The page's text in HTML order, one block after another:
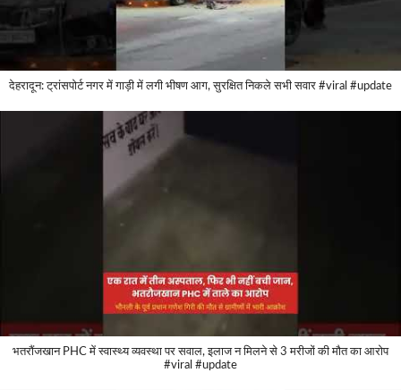
देहरादून: ट्रांसपोर्ट नगर में गाड़ी में लगी भीषण आग, सुरक्षित निकले सभी सवार #viral #update
भतरौंजखान PHC में स्वास्थ्य व्यवस्था पर सवाल, इलाज न मिलने से 3 मरीजों की मौत का आरोप
#viral #update